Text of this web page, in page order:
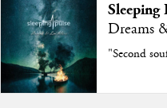
Sleeping
Dreams
"Second